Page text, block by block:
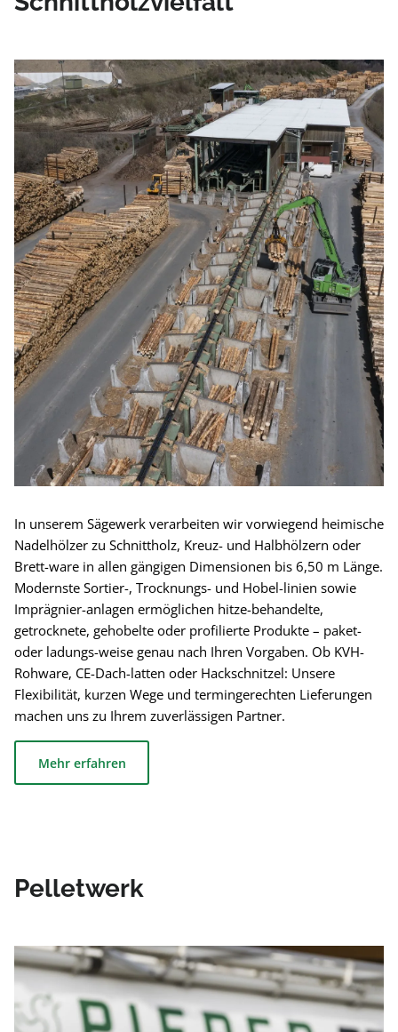
In unserem Sägewerk verarbeiten wir vorwiegend heimische
Nadelhölzer zu Schnittholz, Kreuz- und Halbhölzern oder
Brett-ware in allen gängigen Dimensionen bis 6,50 m Länge.
Modernste Sortier-, Trocknungs- und Hobel-linien sowie
Imprägnier-anlagen ermöglichen hitze-behandelte,
getrocknete, gehobelte oder profilierte Produkte – paket-
oder ladungs-weise genau nach Ihren Vorgaben. Ob KVH-
Rohware, CE-Dach-latten oder Hackschnitzel: Unsere
Flexibilität, kurzen Wege und termingerechten Lieferungen
machen uns zu Ihrem zuverlässigen Partner.
Mehr erfahren
Pelletwerk